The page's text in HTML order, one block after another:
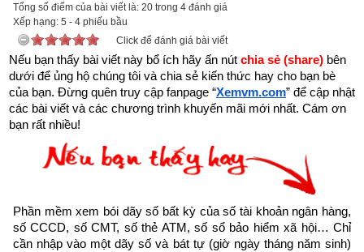
Trên đời có người hành Đại Thiện, gặp kiếp nạn này cũng bình
an”
Tổng số điểm của bài viết là: 20 trong 4 đánh giá
Xếp hạng: 5 - 4 phiếu bầu
Click để đánh giá bài viết
Nếu bạn thấy bài viết này bổ ích hãy ấn nút chia sẻ (share) bên
dưới để ủng hộ chúng tôi và chia sẻ kiến thức hay cho bạn bè
của bạn. Đừng quên truy cập fanpage “Xemvm.com” để cập nhật
các bài viết và các chương trình khuyến mãi mới nhất. Cám ơn
bạn rất nhiều!
Phần mềm xem bói dãy số bất kỳ của số tài khoản ngân hàng,
số CCCD, số CMT, số thẻ ATM, số sổ bảo hiểm xã hội… Chỉ
cần nhập vào một dãy số và bát tự (giờ ngày tháng năm sinh)